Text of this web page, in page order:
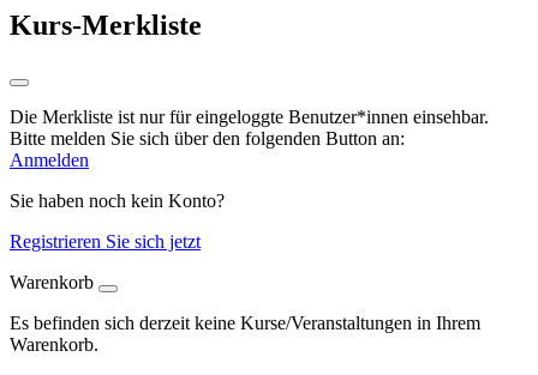
Kurs-Merkliste
Die Merkliste ist nur für eingeloggte Benutzer*innen einsehbar.
Bitte melden Sie sich über den folgenden Button an:
Anmelden
Sie haben noch kein Konto?
Registrieren Sie sich jetzt
Warenkorb
Es befinden sich derzeit keine Kurse/Veranstaltungen in Ihrem
Warenkorb.